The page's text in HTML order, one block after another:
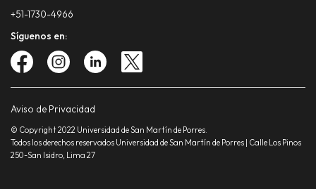
+51-1730-4966
Síguenos en:
Aviso de Privacidad
© Copyright 2022 Universidad de San Martín de Porres.
Todos los derechos reservados Universidad de San Martín de Porres | Calle Los Pinos
250-San Isidro, Lima 27